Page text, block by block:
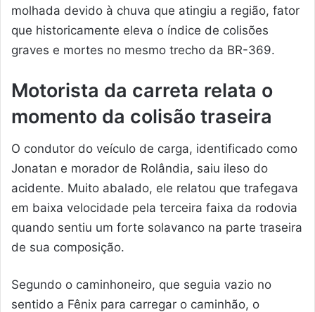
molhada devido à chuva que atingiu a região, fator
que historicamente eleva o índice de colisões
graves e mortes no mesmo trecho da BR-369.
Motorista da carreta relata o
momento da colisão traseira
O condutor do veículo de carga, identificado como
Jonatan e morador de Rolândia, saiu ileso do
acidente. Muito abalado, ele relatou que trafegava
em baixa velocidade pela terceira faixa da rodovia
quando sentiu um forte solavanco na parte traseira
de sua composição.
Segundo o caminhoneiro, que seguia vazio no
sentido a Fênix para carregar o caminhão, o